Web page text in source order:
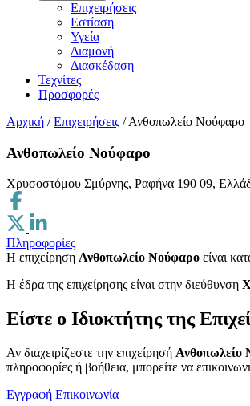
Επιχειρήσεις
Εστίαση
Υγεία
Διαμονή
Διασκέδαση
Τεχνίτες
Προσφορές
Αρχική / Επιχειρήσεις / Ανθοπωλείο Νούφαρο
Ανθοπωλείο Νούφαρο
Χρυσοστόμου Σμύρνης, Ραφήνα 190 09,
Πληροφορίες
Η επιχείρηση Ανθοπωλείο Νούφαρο είναι
H έδρα της επιχείρησης είναι στην διεύθυνση
Είστε ο Ιδιοκτήτης της
Αν διαχειρίζεστε την επιχείρησή Ανθοπωλείο
πληροφορίες ή βοήθεια, μπορείτε να
Εγγραφή Επικοινωνία